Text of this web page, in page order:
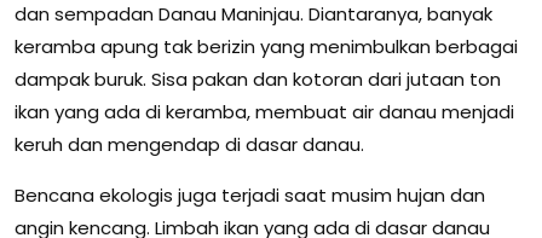
dan sempadan Danau Maninjau. Diantaranya, banyak
keramba apung tak berizin yang menimbulkan berbagai
dampak buruk. Sisa pakan dan kotoran dari jutaan ton
ikan yang ada di keramba, membuat air danau menjadi
keruh dan mengendap di dasar danau.
Bencana ekologis juga terjadi saat musim hujan dan
angin kencang. Limbah ikan yang ada di dasar danau